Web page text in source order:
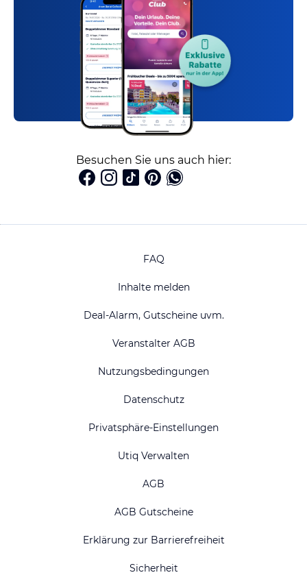
Besuchen Sie uns auch hier:
FAQ
Inhalte melden
Deal-Alarm, Gutscheine uvm.
Veranstalter AGB
Nutzungsbedingungen
Datenschutz
Privatsphäre-Einstellungen
Utiq Verwalten
AGB
AGB Gutscheine
Erklärung zur Barrierefreiheit
Sicherheit